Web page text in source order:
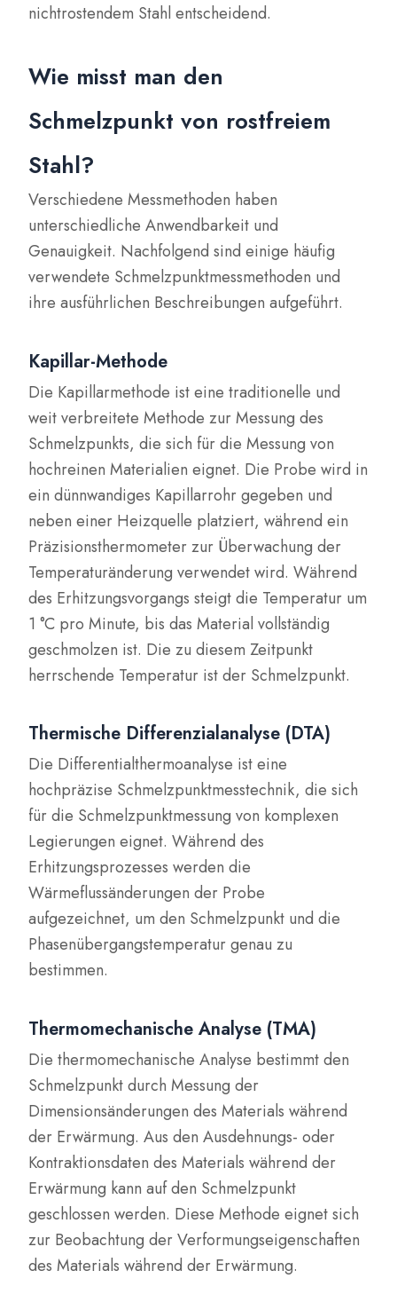
nichtrostendem Stahl entscheidend.
Wie misst man den
Schmelzpunkt von rostfreiem
Stahl?
Verschiedene Messmethoden haben
unterschiedliche Anwendbarkeit und
Genauigkeit. Nachfolgend sind einige häufig
verwendete Schmelzpunktmessmethoden und
ihre ausführlichen Beschreibungen aufgeführt.
Kapillar-Methode
Die Kapillarmethode ist eine traditionelle und
weit verbreitete Methode zur Messung des
Schmelzpunkts, die sich für die Messung von
hochreinen Materialien eignet. Die Probe wird in
ein dünnwandiges Kapillarrohr gegeben und
neben einer Heizquelle platziert, während ein
Präzisionsthermometer zur Überwachung der
Temperaturänderung verwendet wird. Während
des Erhitzungsvorgangs steigt die Temperatur um
1 °C pro Minute, bis das Material vollständig
geschmolzen ist. Die zu diesem Zeitpunkt
herrschende Temperatur ist der Schmelzpunkt.
Thermische Differenzialanalyse (DTA)
Die Differentialthermoanalyse ist eine
hochpräzise Schmelzpunktmesstechnik, die sich
für die Schmelzpunktmessung von komplexen
Legierungen eignet. Während des
Erhitzungsprozesses werden die
Wärmeflussänderungen der Probe
aufgezeichnet, um den Schmelzpunkt und die
Phasenübergangstemperatur genau zu
bestimmen.
Thermomechanische Analyse (TMA)
Die thermomechanische Analyse bestimmt den
Schmelzpunkt durch Messung der
Dimensionsänderungen des Materials während
der Erwärmung. Aus den Ausdehnungs- oder
Kontraktionsdaten des Materials während der
Erwärmung kann auf den Schmelzpunkt
geschlossen werden. Diese Methode eignet sich
zur Beobachtung der Verformungseigenschaften
des Materials während der Erwärmung.